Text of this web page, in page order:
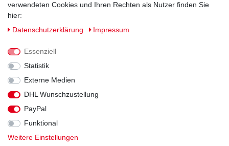
Widerrufs­recht
verwendeten Cookies und Ihren Rechten als Nutzer finden Sie
hier:
Daten­schutz­erklärung
Impressum
Essenziell
Statistik
Externe Medien
DHL Wunschzustellung
PayPal
Funktional
Weitere Einstellungen